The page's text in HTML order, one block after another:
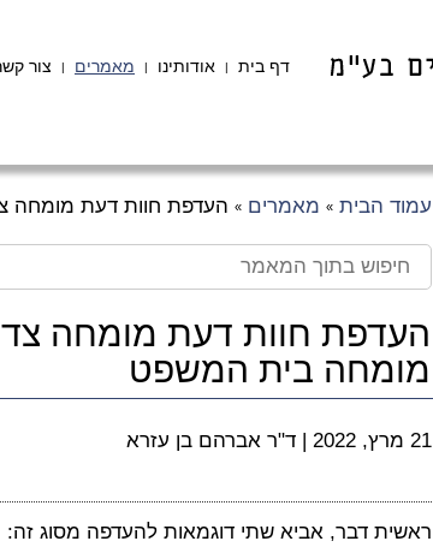
דף בית | אודותינו | מאמרים | צור
עמוד הבית » מאמרים » העדפת חוות דעת מומחה
העדפת חוות דעת מומחה צד
מומחה בית המשפט
21 מרץ, 2022 | ד"ר אברהם בן עזרא
ראשית דבר, אביא שתי דוגמאות להעדפה מסוג זה: